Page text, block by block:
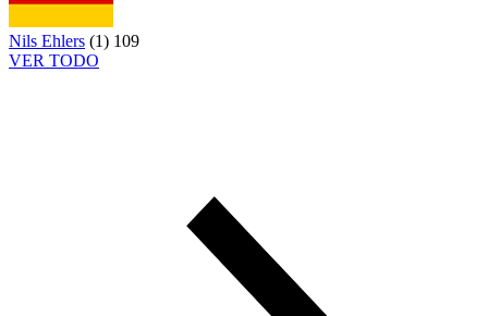
Nils Ehlers (1) 109
VER TODO